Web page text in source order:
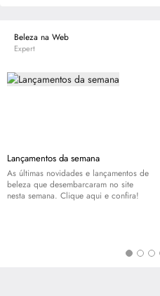
Beleza na Web
Expert
Lançamentos da semana
As últimas novidades e lançamentos de
beleza que desembarcaram no site
nesta semana. Clique aqui e confira!